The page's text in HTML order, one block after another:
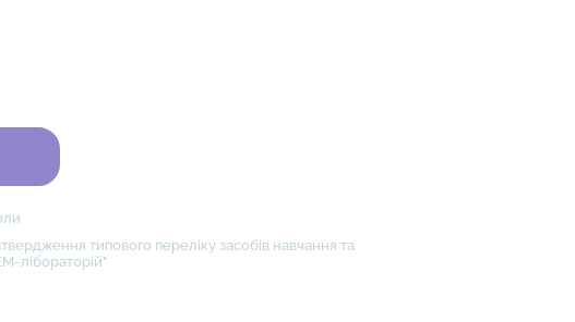
типового переліку засобів навчання та
лібораторій"